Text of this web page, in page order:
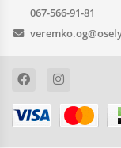
067-566-91-81